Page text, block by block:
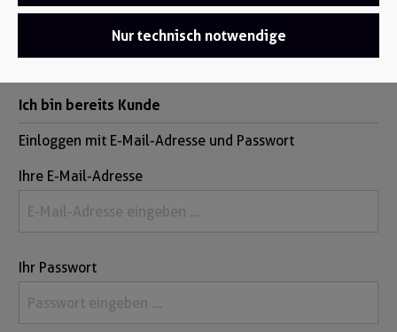
Anmelden oder Konto
erstellen
Ich bin bereits Kunde
Einloggen mit E-Mail-Adresse und Passwort
Ihre E-Mail-Adresse
Ihr Passwort
Nur technisch notwendige